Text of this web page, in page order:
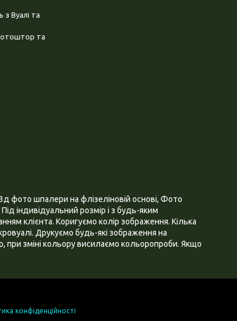
Вуалі та
та
фото шпалери на флізеліновій основі, Фото
індивідуальний розмір і з будь-яким
клієнта. Коригуємо колір зображення. Кілька
Друкуємо будь-які зображення на
при зміні кольору висилаємо кольоропроби. Якщо
конфіденційності